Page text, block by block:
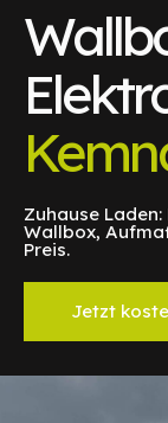
Zuhause
Wallbox,
Preis.
Jetzt